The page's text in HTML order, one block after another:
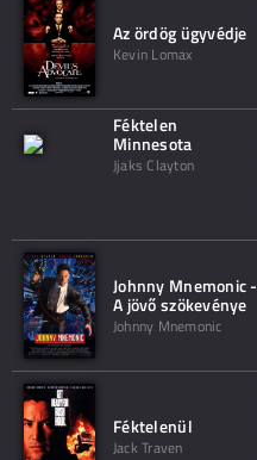
Az ördög ügyvédje
Kevin Lomax
Féktelen
Minnesota
Jjaks Clayton
Johnny Mnemonic -
A jövő szökevénye
Johnny Mnemonic
Féktelenül
Jack Traven